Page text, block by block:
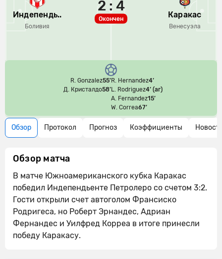
Индепендь..
Боливия
Окончен
2 : 4
Каракас
Венесуэла
R. Gonzalez55’
Д. Кристалдо58’
R. Hernandez4’
L. Rodriguez4’ (аг)
A. Fernandez15’
W. Correa67’
Обзор Протокол Прогноз Коэффициенты
Обзор матча
В матче Южноамериканского кубка Каракас
победил Индепендьенте Петролеро со счетом 3:2.
Гости открыли счет автоголом Франсиско
Родригеса, но Роберт Эрнандес, Адриан
Фернандес и Уилфред Корреа в итоге принесли
победу Каракасу.